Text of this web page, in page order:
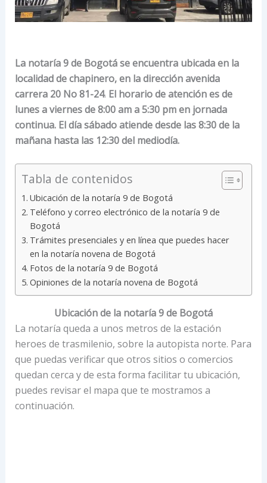
La notaría 9 de Bogotá se encuentra ubicada en la
localidad de chapinero, en la dirección avenida
carrera 20 No 81-24. El horario de atención es de
lunes a viernes de 8:00 am a 5:30 pm en jornada
continua. El día sábado atiende desde las 8:30 de la
mañana hasta las 12:30 del mediodía.
Tabla de contenidos
Ubicación de la notaría 9 de Bogotá
Teléfono y correo electrónico de la notaría 9 de
Bogotá
Trámites presenciales y en línea que puedes hacer
en la notaría novena de Bogotá
Fotos de la notaría 9 de Bogotá
Opiniones de la notaría novena de Bogotá
Ubicación de la notaría 9 de Bogotá
La notaría queda a unos metros de la estación
heroes de trasmilenio, sobre la autopista norte. Para
que puedas verificar que otros sitios o comercios
quedan cerca y de esta forma facilitar tu ubicación,
puedes revisar el mapa que te mostramos a
continuación.